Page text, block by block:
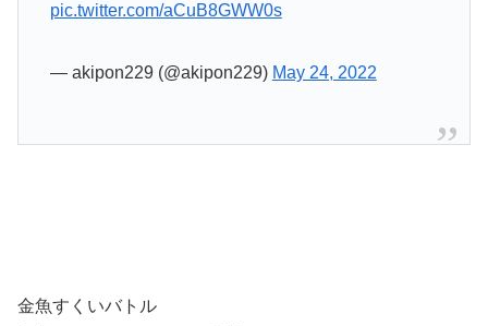
pic.twitter.com/aCuB8GWW0s
— akipon229 (@akipon229) May 24, 2022
金魚すくいバトル